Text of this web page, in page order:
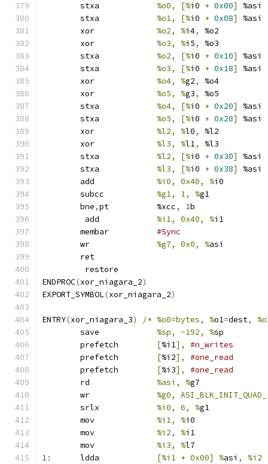
%o0, [%i0 + 0x00]
%asi
%o1, [%i0 + 0x08]
%asi
%o2, %i4,
%o2
%o3, %i5,
%o3
%o2, [%i0 + 0x10]
%asi
%o3, [%i0 + 0x18]
%asi
%o4, %g2,
%o4
%o5, %g3,
%o5
%o4, [%i0 + 0x20]
%asi
%o5, [%i0 + 0x28]
%asi
%l2, %l0,
%l2
%l3, %l1,
%l3
%l2, [%i0 + 0x30]
%asi
%l3, [%i0 + 0x38]
%asi
%i0, 0x40, %i0
%g1, 1, %g1
	bne
, pt		%xcc, 1b
%i1, 0x40, %i1
#Sync
%g7, 0x0, %asi
	ret
	 restore
ENDPROC(xor_niagara_2)
EXPORT_SYMBOL(xor_niagara_2)
ENTRY(xor_niagara_3) /* %o0=bytes, %o1=dest,
%sp, -192, %sp
[%i1],
#n_writes
[%i2],
#one_read
[%i3],
#one_read
%asi, %g7
%g0,
%i0, 6, %g1
%i1, %i0
%i2, %i1
%i3, %l7
1: [%i1 + 0x00] %asi ,